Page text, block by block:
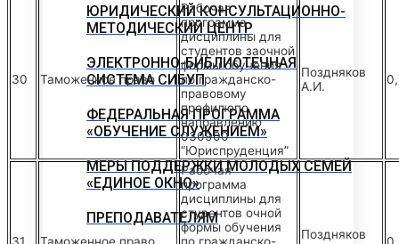
ЮРИДИЧЕСКИЙ КОНСУЛЬТАЦИОННО-
МЕТОДИЧЕСКИЙ ЦЕНТР
ЭЛЕКТРОННО-БИБЛИОТЕЧНАЯ
СИСТЕМА СИБУП
ФЕДЕРАЛЬНАЯ ПРОГРАММА
«ОБУЧЕНИЕ СЛУЖЕНИЕМ»
МЕРЫ ПОДДЕРЖКИ МОЛОДЫХ СЕМЕЙ
«ЕДИНОЕ ОКНО»
ПРЕПОДАВАТЕЛЯМ
30 Таможенное право
Рабочая
программа
дисциплины для
студентов заочной
формы обучения
по гражданско-
правовому
профилюпо
направлению
030900
“Юриспруденция”
Поздняков
А.И.
Рабочая
программа
дисциплины для
студентов очной
формы обучения
Поздняков